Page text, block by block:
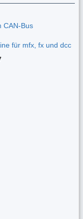
CAN-Bus
für mfx, fx und dcc